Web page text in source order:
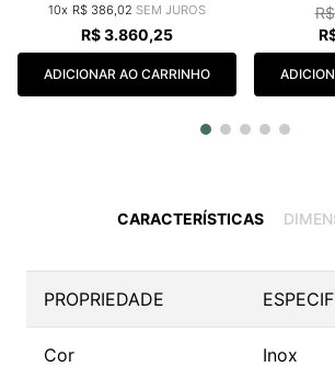
10 R$ 386,02
R$3.860,25
ADICIONAR AO CARRINHO
R$
CARACTERÍSTICAS
PROPRIEDADE
Cor Inox